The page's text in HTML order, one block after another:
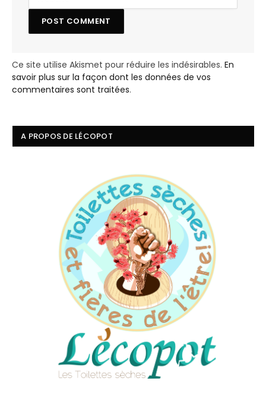
Ce site utilise Akismet pour réduire les indésirables. En
savoir plus sur la façon dont les données de vos
commentaires sont traitées.
A PROPOS DE LÉCOPOT